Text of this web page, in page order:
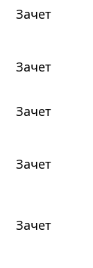
Зачет
Зачет
Зачет
Зачет
Зачет